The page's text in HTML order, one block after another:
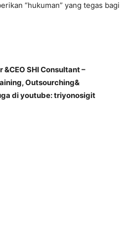
“hukuman” yang tegas bagi
SHI Consultant –
Outsourching&
di youtube: triyonosigit